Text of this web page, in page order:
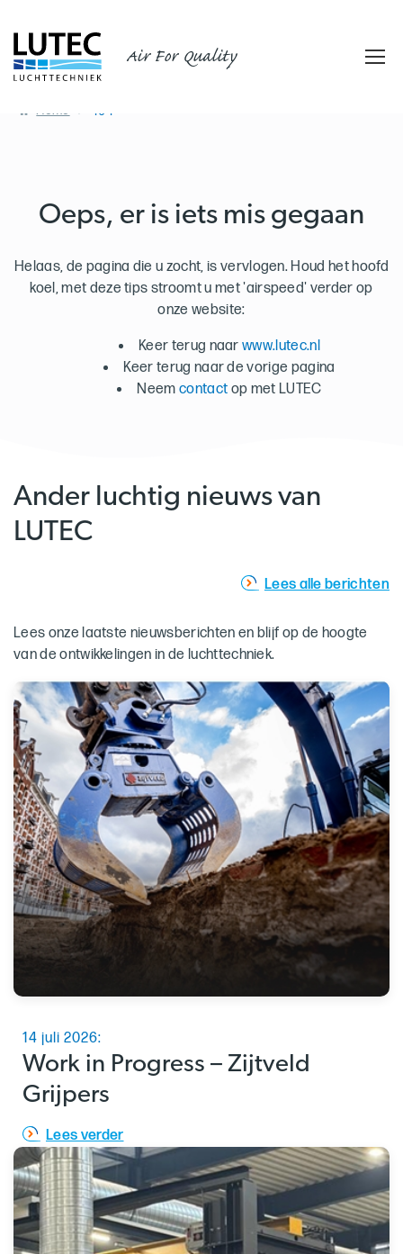
Air For Quality
Home 404
Oeps, er is iets mis gegaan
Helaas, de pagina die u zocht, is vervlogen. Houd het hoofd
koel, met deze tips stroomt u met 'airspeed' verder op
onze website:
Keer terug naarwww.lutec.nl
Keer terug naar de vorige pagina
Neemcontact op met LUTEC
Ander luchtig nieuws van
LUTEC
Lees alle berichten
Lees onze laatste nieuwsberichten en blijf op de hoogte
van de ontwikkelingen in de luchttechniek.
14 juli 2026:
Work in Progress – Zijtveld
Grijpers
Lees verder